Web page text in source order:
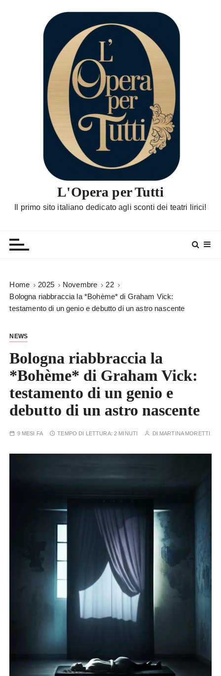
L'Opera per Tutti
Il primo sito italiano dedicato agli sconti dei teatri lirici!
Home 2025 Novembre
22
Bologna riabbraccia la *Bohème* di Graham Vick:
testamento di un genio e debutto di un astro nascente
NEWS
Bologna riabbraccia la
*Bohème* di Graham Vick:
testamento di un genio e
debutto di un astro nascente
9 MESI FA TEMPO DI LETTURA:2 MINUTI DI MARTINA MORETTI